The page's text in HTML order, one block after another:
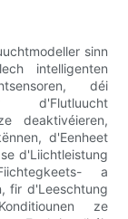
sinn
intelligenten
déi
d'Flutluucht
deaktivéieren,
d'Eenheet
d'Liichtleistung
a
fir d'Leeschtung
ze